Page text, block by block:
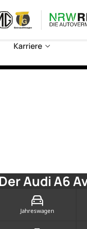
Karriere
Audi A6
Jahreswagen